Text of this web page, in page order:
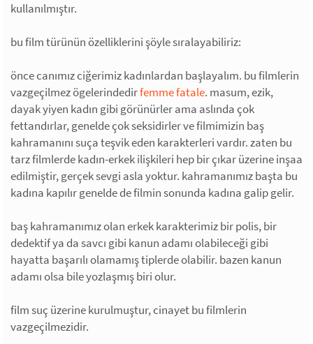
kullanılmıştır.
bu film türünün özelliklerini şöyle sıralayabiliriz:
önce canımız ciğerimiz kadınlardan başlayalım. bu filmlerin
vazgeçilmez ögelerindedirfemme fatale. masum, ezik,
dayak yiyen kadın gibi görünürler ama aslında çok
fettandırlar, genelde çok seksidirler ve filmimizin baş
kahramanını suça teşvik eden karakterleri vardır. zaten bu
tarz filmlerde kadın-erkek ilişkileri hep bir çıkar üzerine inşaa
edilmiştir, gerçek sevgi asla yoktur. kahramanımız başta bu
kadına kapılır genelde de filmin sonunda kadına galip gelir.
baş kahramanımız olan erkek karakterimiz bir polis, bir
dedektif ya da savcı gibi kanun adamı olabileceği gibi
hayatta başarılı olamamış tiplerde olabilir. bazen kanun
adamı olsa bile yozlaşmış biri olur.
film suç üzerine kurulmuştur, cinayet bu filmlerin
vazgeçilmezidir.